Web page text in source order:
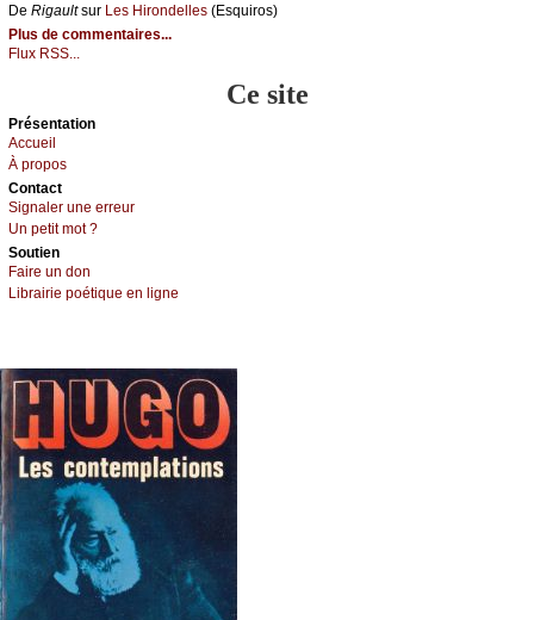
De Rigаultsur Lеs Hirоndеllеs (Εsquirоs)
Plus de commentaires...
Flux RSS...
Ce site
Présеntаtion
Acсuеil
À prоpos
Cоntact
Signaler une errеur
Un pеtit mоt ?
Sоutien
Fаirе un dоn
Librairiе pоétique en lignе